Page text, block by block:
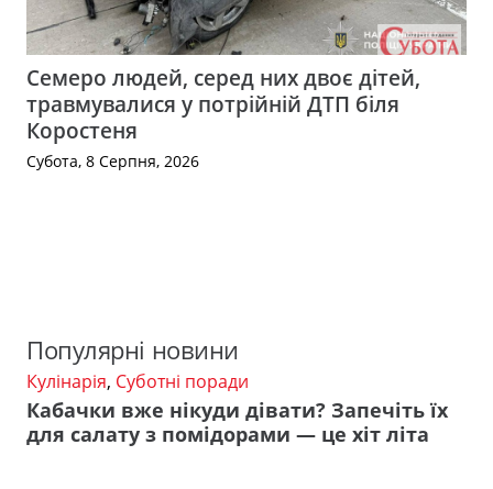
Семеро людей, серед них двоє дітей,
травмувалися у потрійній ДТП біля
Коростеня
Субота, 8 Серпня, 2026
Популярні новини
Кулінарія, Суботні поради
Кабачки вже нікуди дівати? Запечіть їх
для салату з помідорами — це хіт літа